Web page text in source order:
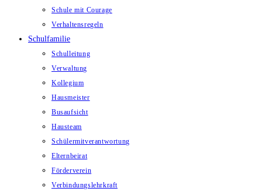
Schule mit Courage
Verhaltensregeln
Schulfamilie
Schulleitung
Verwaltung
Kollegium
Hausmeister
Busaufsicht
Hausteam
Schülermitverantwortung
Elternbeirat
Förderverein
Verbindungslehrkraft